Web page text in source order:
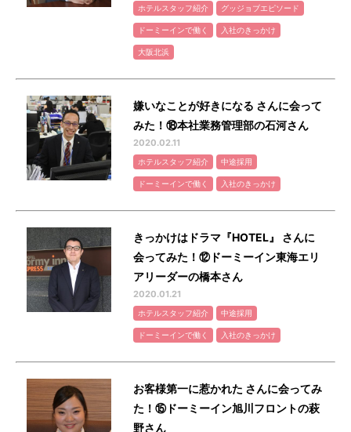
ホテルスタッフ紹介 グッジョブエピソード
ドーミーインで働く 入社のきっかけ
大阪北浜
嫌いなことが好きになる さんに会って
みた！⑱本社業務管理部の石河さん
2020.02.11
ホテルスタッフ紹介 中途採用
ドーミーインで働く 入社のきっかけ
きっかけはドラマ『HOTEL』 さんに
会ってみた！⑫ドーミーイン東海エリ
アリーダーの橋本さん
2020.01.21
ホテルスタッフ紹介 中途採用
ドーミーインで働く 入社のきっかけ
お客様第一に惹かれた さんに会ってみ
た！⑮ドーミーイン旭川フロントの萩
野さん